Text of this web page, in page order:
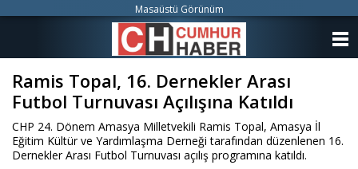
Ramis Topal, 16. Dernekler Arası
Futbol Turnuvası Açılışına Katıldı
CHP 24. Dönem Amasya Milletvekili Ramis Topal, Amasya İl
Eğitim Kültür ve Yardımlaşma Derneği tarafından düzenlenen 16.
Dernekler Arası Futbol Turnuvası açılış programına katıldı.
Masaüstü Görünüm
KATEGORİLER
ANKETLER